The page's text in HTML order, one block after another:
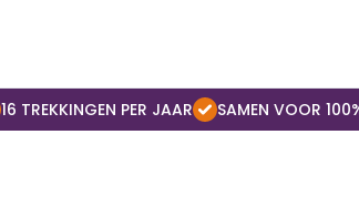
16 TREKKINGEN PER JAAR SAMEN VOOR